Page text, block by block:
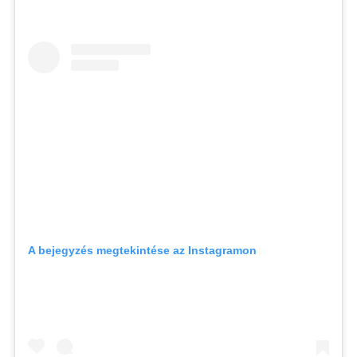
A bejegyzés megtekintése az Instagramon